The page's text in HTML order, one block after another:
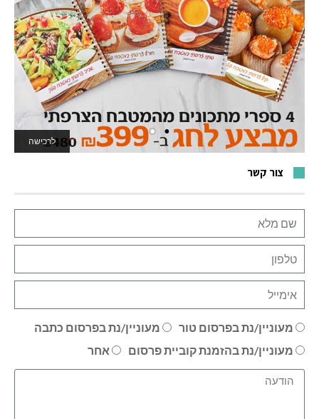
לרכישה
לאתר המשחקים
צור קשר
מעוניין/נת בפרסום טור
מעוניין/נת בפרסום כתבה
מעוניין/נת בהזמנת קוביית פרסום
אחר